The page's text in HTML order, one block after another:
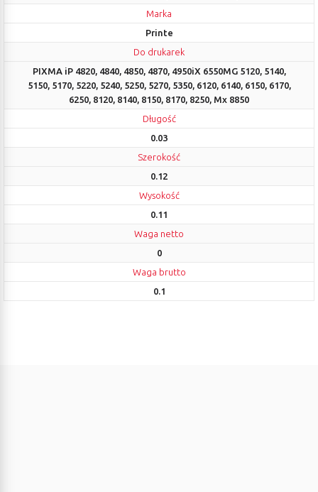
Marka
Printe
Do drukarek
PIXMA iP 4820, 4840, 4850, 4870, 4950iX 6550MG 5120, 5140,
5150, 5170, 5220, 5240, 5250, 5270, 5350, 6120, 6140, 6150, 6170,
6250, 8120, 8140, 8150, 8170, 8250, Mx 8850
Długość
0.03
Szerokość
0.12
Wysokość
0.11
Waga netto
0
Waga brutto
0.1